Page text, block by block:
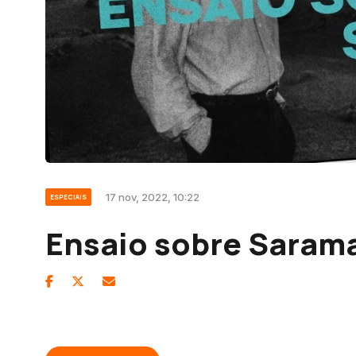
ESPECIAIS 17 nov, 2022, 10:22
Ensaio sobre